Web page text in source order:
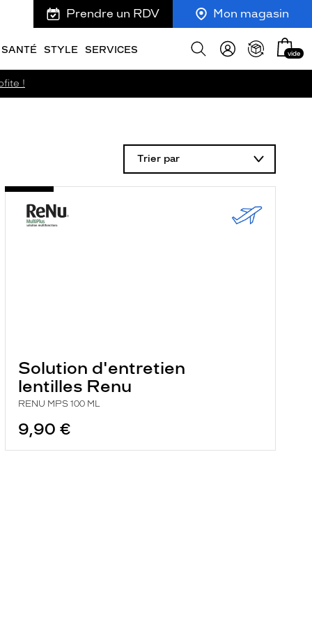
Prendre un RDV Mon magasin
SANTÉ STYLE SERVICES
Afficher
Mon
panier
vide
!
Trier par
Solution d'entretien
lentilles Renu
RENU MPS 100 ML
9,90 €